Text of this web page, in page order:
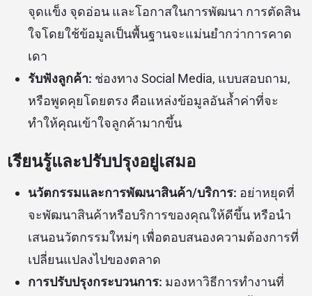
จุดแข็ง จุดอ่อน และโอกาสในการพัฒนา การตัดสิน
ใจโดยใช้ข้อมูลเป็นพื้นฐานจะแม่นยำกว่าการคาด
เดา
รับฟังลูกค้า: ช่องทาง Social Media, แบบสอบถาม,
หรือพูดคุยโดยตรง คือแหล่งข้อมูลอันล้ำค่าที่จะ
ทำให้คุณเข้าใจลูกค้ามากขึ้น
เรียนรู้และปรับปรุงอยู่เสมอ
นวัตกรรมและการพัฒนาสินค้า/บริการ: อย่าหยุดที่
จะพัฒนาสินค้าหรือบริการของคุณให้ดีขึ้น หรือนำ
เสนอนวัตกรรมใหม่ๆ เพื่อตอบสนองความต้องการที่
เปลี่ยนแปลงไปของตลาด
การปรับปรุงกระบวนการ: มองหาวิธีการทำงานที่